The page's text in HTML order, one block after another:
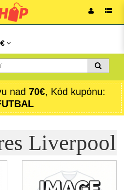
nad 70€, Kód kupónu:
Liverpool